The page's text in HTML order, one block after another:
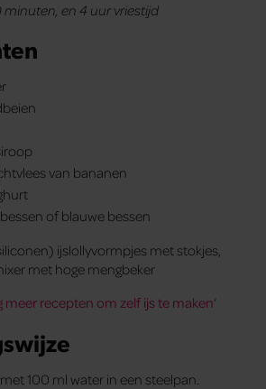
en 4 uur vriestijd
van bananen
of blauwe bessen
ijslollyvormpjes met stokjes,
met hoge mengbeker
meer recepten om zelf ijs te maken‘
100 ml water in een steelpan.